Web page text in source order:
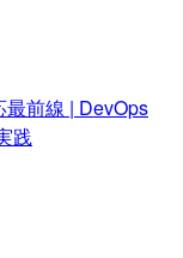
最前線 | DevOps
践